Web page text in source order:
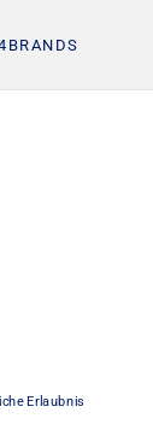
Erlaubnis
SPACE4BRANDS